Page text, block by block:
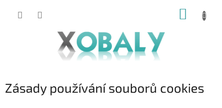
KOŠÍK
Zásady používání souborů cookies